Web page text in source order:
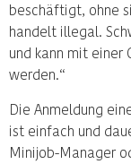
beschäftigt, ohne
handelt illegal.
und kann mit einer
werden.“
Die Anmeldung
ist einfach und
Minijob-Manager